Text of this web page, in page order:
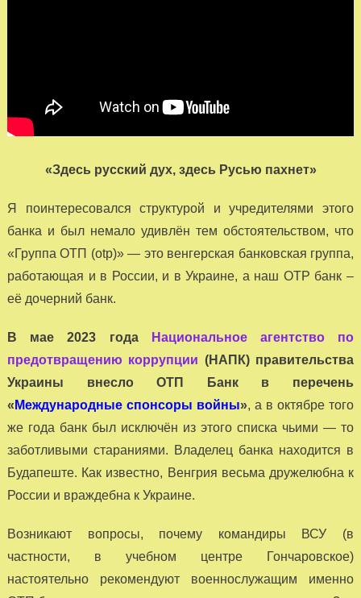
«Здесь русский дух, здесь Русью пахнет»
Я поинтересовался структурой и учредителями этого
банка и был немало удивлён тем обстоятельством, что
«Группа ОТП (оtp)» — это венгерская банковская группа,
работающая и в России, и в Украине, а наш ОТР банк –
её дочерний банк.
В мае 2023 года
Национальное агентство по
предотвращению коррупции (НАПК) правительства
Украины внесло ОТП Банк в перечень
« Международные спонсоры войны», а в октябре того
же года банк был исключён из этого списка чьими — то
заботливыми стараниями. Владелец банка находится в
Будапеште. Как известно, Венгрия весьма дружелюбна к
России и враждебна к Украине.
Возникают вопросы, почему командиры ВСУ (в
частности, в учебном центре Гончаровское)
настоятельно рекомендуют военнослужащим именно